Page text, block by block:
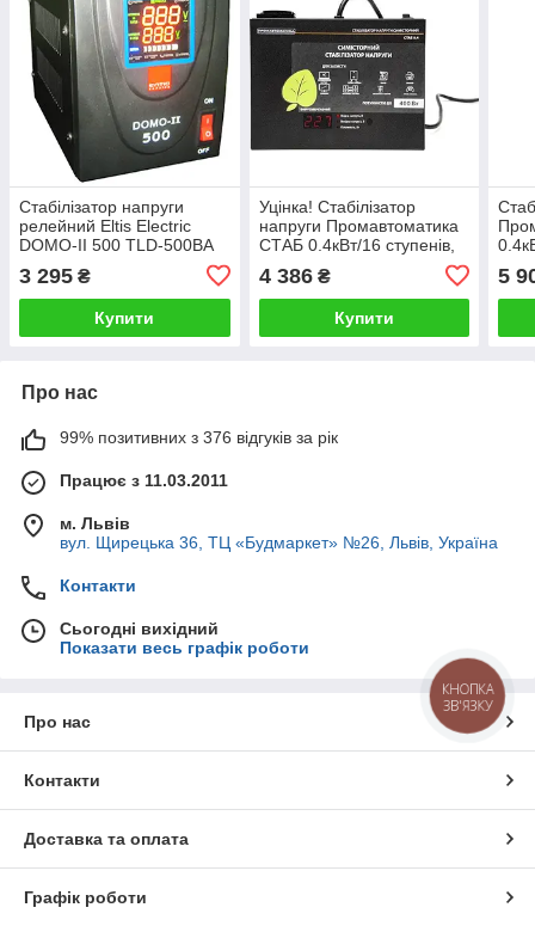
Стабілізатор напруги
релейний Eltis Electric
DOMO-II 500 TLD-500ВА
3 295 ₴
Купити
Уцінка! Стабілізатор
напруги Промавтоматика
СТАБ 0.4кВт/16 ступенів,
4 386₴
Купити
5
Про нас
99% позитивних з 376 відгуків за рік
Працює з 11.03.2011
м. Львів
вул. Щирецька 36, ТЦ «Будмаркет» №26, Львів, Україна
Контакти
Сьогодні вихідний
Показати весь графік роботи
Про нас
Контакти
Доставка та оплата
Графік роботи
КНОПКА
ЗВ'ЯЗКУ